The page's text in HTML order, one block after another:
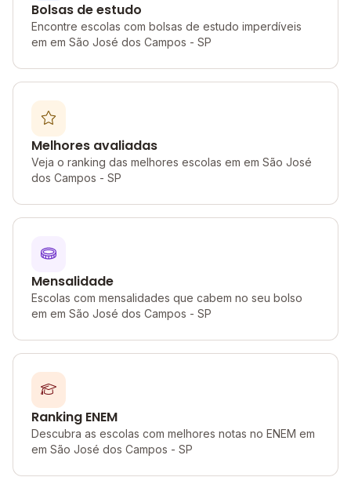
Bolsas de estudo
Encontre escolas com bolsas de estudo imperdíveis
em em São José dos Campos - SP
Melhores avaliadas
Veja o ranking das melhores escolas em em São José
dos Campos - SP
Mensalidade
Escolas com mensalidades que cabem no seu bolso
em em São José dos Campos - SP
Ranking ENEM
Descubra as escolas com melhores notas no ENEM em
em São José dos Campos - SP